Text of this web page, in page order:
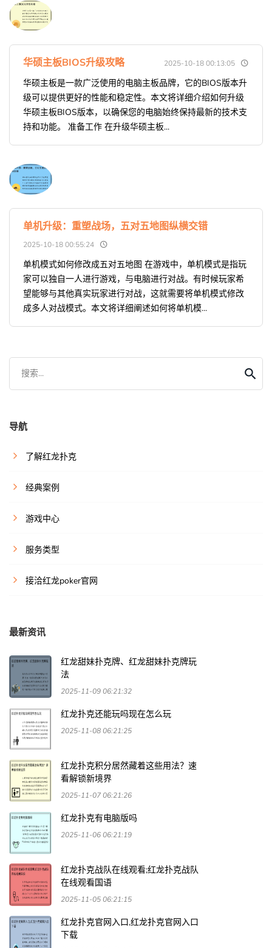
华硕主板BIOS升级攻略 2025-10-18 00:13:05
华硕主板是一款广泛使用的电脑主板品牌，它的BIOS版本升
级可以提供更好的性能和稳定性。本文将详细介绍如何升级
华硕主板BIOS版本，以确保您的电脑始终保持最新的技术支
持和功能。 准备工作 在升级华硕主板...
单机升级：重塑战场，五对五地图纵横交错
2025-10-18 00:55:24
单机模式如何修改成五对五地图 在游戏中，单机模式是指玩
家可以独自一人进行游戏，与电脑进行对战。有时候玩家希
望能够与其他真实玩家进行对战，这就需要将单机模式修改
成多人对战模式。本文将详细阐述如何将单机模...
搜索...
导航
了解红龙扑克
经典案例
游戏中心
服务类型
接洽红龙poker官网
最新资讯
红龙甜妹扑克牌、红龙甜妹扑克牌玩
法
2025-11-09 06:21:32
红龙扑克还能玩吗现在怎么玩
2025-11-08 06:21:25
红龙扑克积分居然藏着这些用法？速
看解锁新境界
2025-11-07 06:21:26
红龙扑克有电脑版吗
2025-11-06 06:21:19
红龙扑克战队在线观看;红龙扑克战队
在线观看国语
2025-11-05 06:21:15
红龙扑克官网入口,红龙扑克官网入口
下载